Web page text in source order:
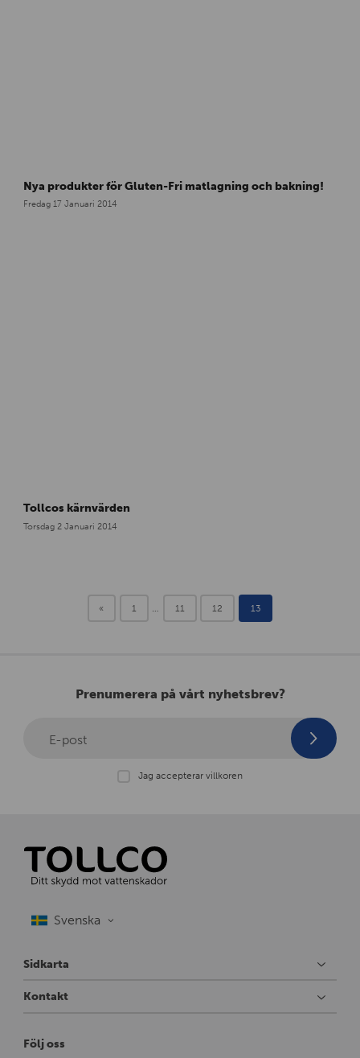
Nya produkter för Gluten-Fri matlagning och bakning!
Fredag 17 Januari 2014
Tollcos kärnvärden
Torsdag 2 Januari 2014
« 1 … 11 12 13
Prenumerera på vårt nyhetsbrev?
E-post
Jag accepterar villkoren
Sidkarta
Kontakt
Följ oss